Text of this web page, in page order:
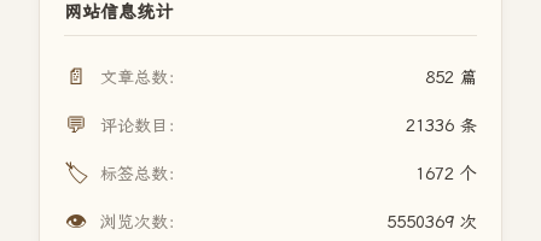
网站信息统计
📄 文章总数： 852 篇
💬 评论数目： 21336 条
🏷️ 标签总数： 1672 个
👁️ 浏览次数： 5550369 次